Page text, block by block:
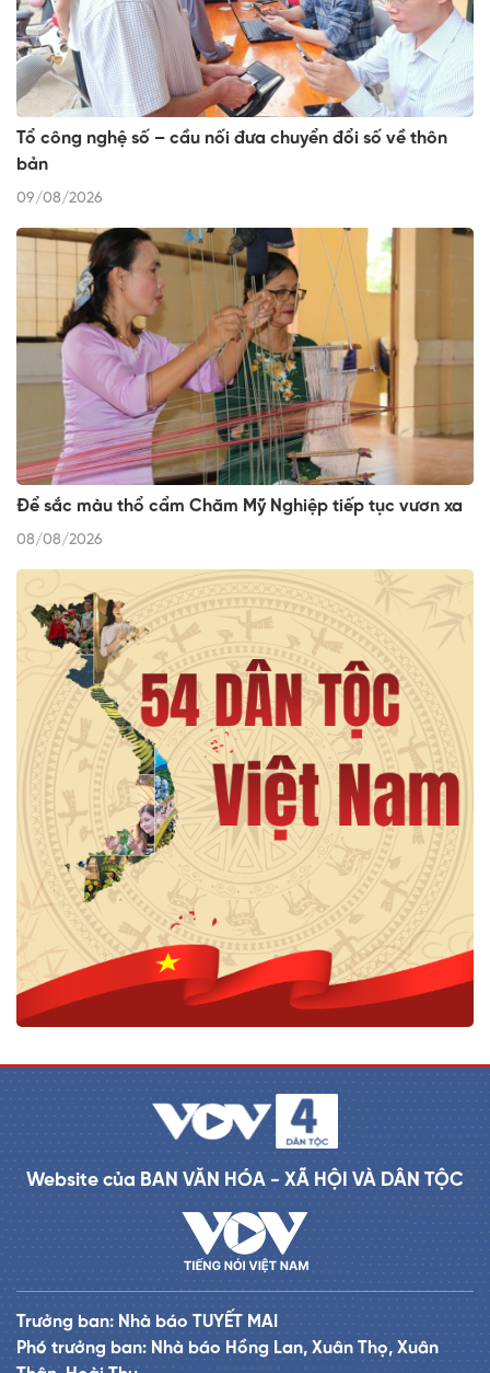
Tổ công nghệ số – cầu nối đưa chuyển đổi số về thôn
bản
09/08/2026
Để sắc màu thổ cẩm Chăm Mỹ Nghiệp tiếp tục vươn xa
08/08/2026
Website của BAN VĂN HÓA - XÃ HỘI VÀ DÂN TỘC
Trưởng ban: Nhà báo TUYẾT MAI
Phó trưởng ban: Nhà báo Hồng Lan, Xuân Thọ, Xuân